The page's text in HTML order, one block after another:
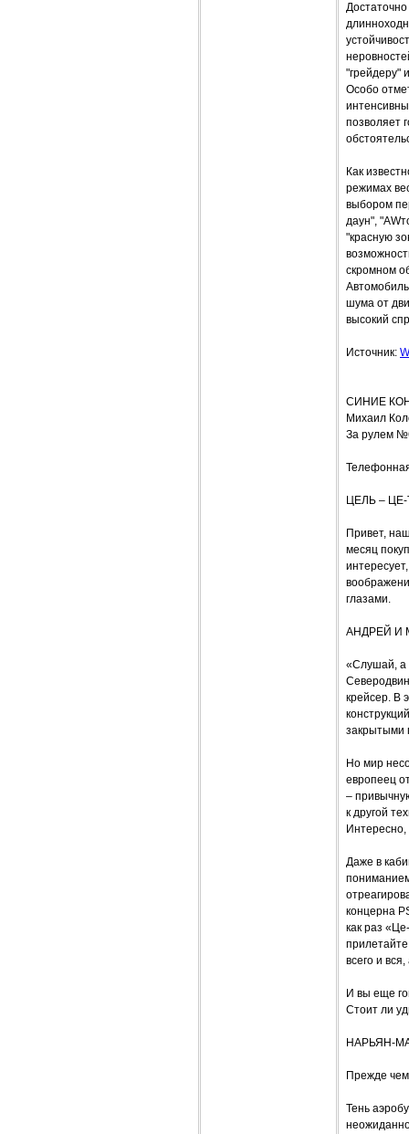
"грейдеру"
Особо
позволяет
Как
режимах
выбором
даун",
"красную
скромном
шума от
высокий
Источник:
СИНИЕ
Михаил
За рулем
ЦЕЛЬ –
Привет,
месяц
глазами.
АНДРЕЙ И
«Слушай, а
крейсер. В
закрытыми
Но мир
европеец
–
к другой
Интересно,
Даже в
концерна
как раз
всего и
И вы еще
Стоит ли
НАРЬЯН-
Прежде чем
Тень